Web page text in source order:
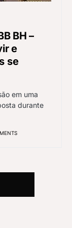
BH –
e
se
em uma
durante